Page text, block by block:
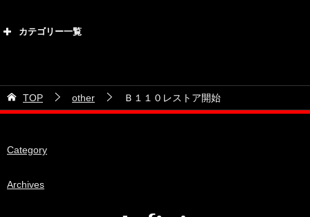
2026年5月
2026年4月
2026年2月
カテゴリー一覧
21号車
28号車
TOP other Ｂ１１０レストア開始
Category
Archives